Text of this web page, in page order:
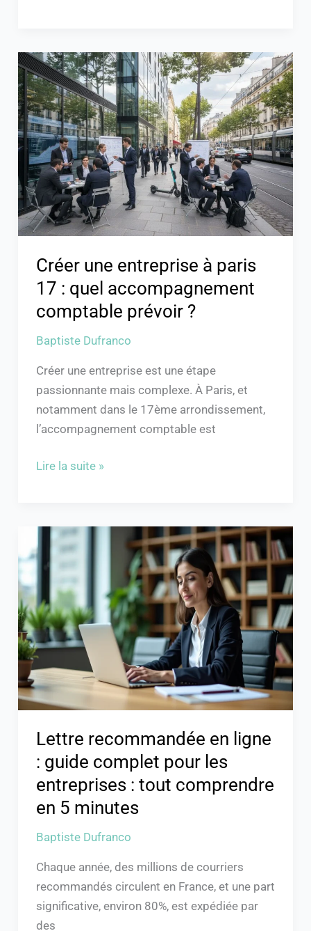
Créer une entreprise à paris
17 : quel accompagnement
comptable prévoir ?
Baptiste Dufranco
Créer une entreprise est une étape
passionnante mais complexe. À Paris, et
notamment dans le 17ème arrondissement,
l’accompagnement comptable est
Créer
une
entreprise
à
paris
17
:
quel
accompagnement
comptable
prévoir
?
Lire la suite »
Lettre recommandée en ligne
: guide complet pour les
entreprises : tout comprendre
en 5 minutes
Baptiste Dufranco
Chaque année, des millions de courriers
recommandés circulent en France, et une part
significative, environ 80%, est expédiée par
des
Lettre
recommandée
ligne
:
guide
complet
pour
les
entreprises
:
comprendre
en
5